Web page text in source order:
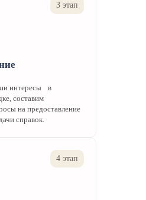
3 этап
интересы в
составим
на предоставление
справок.
4 этап